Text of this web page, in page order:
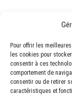
Pour offrir les
les cookies pour
consentir à ces
comportement de
consentir ou de retirer
caractéristiques et
Pour tout
contacter:
– par email: